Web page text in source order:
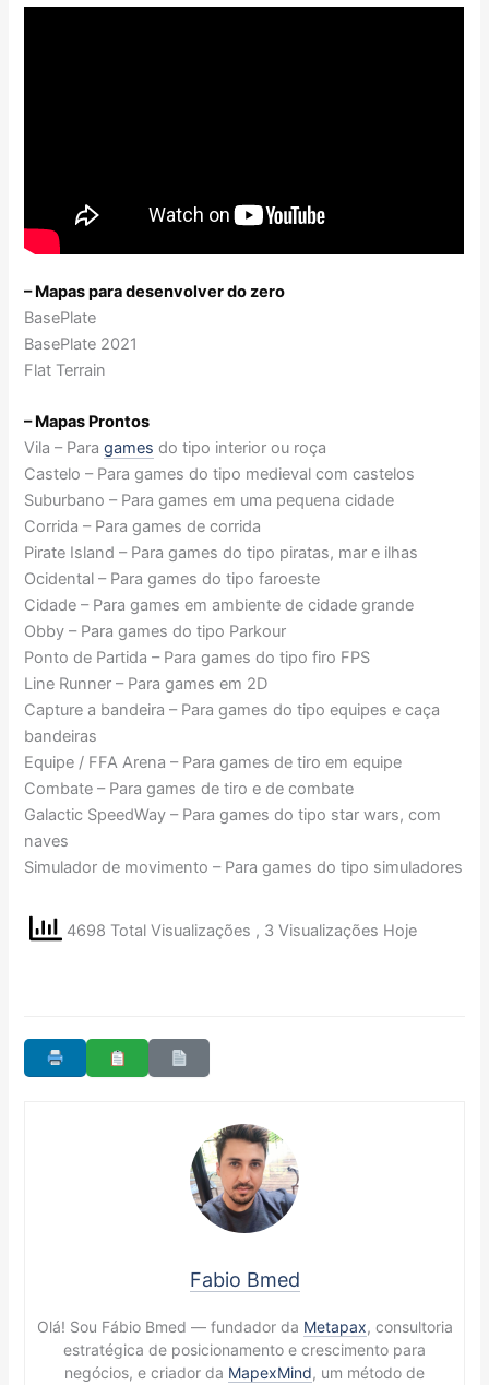
– Mapas para desenvolver do zero
BasePlate
BasePlate 2021
Flat Terrain
– Mapas Prontos
Vila – Paragames do tipo interior ou roça
Castelo – Para games do tipo medieval com castelos
Suburbano – Para games em uma pequena cidade
Corrida – Para games de corrida
Pirate Island – Para games do tipo piratas, mar e ilhas
Ocidental – Para games do tipo faroeste
Cidade – Para games em ambiente de cidade grande
Obby – Para games do tipo Parkour
Ponto de Partida – Para games do tipo firo FPS
Line Runner – Para games em 2D
Capture a bandeira – Para games do tipo equipes e caça
bandeiras
Equipe / FFA Arena – Para games de tiro em equipe
Combate – Para games de tiro e de combate
Galactic SpeedWay – Para games do tipo star wars, com
naves
Simulador de movimento – Para games do tipo simuladores
4698 Total Visualizações , 3 Visualizações Hoje
Fabio Bmed
Olá! Sou Fábio Bmed — fundador da Metapax, consultoria
estratégica de posicionamento e crescimento para
negócios, e criador da MapexMind, um método de